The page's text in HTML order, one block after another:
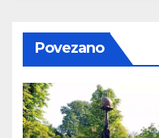
Povezano